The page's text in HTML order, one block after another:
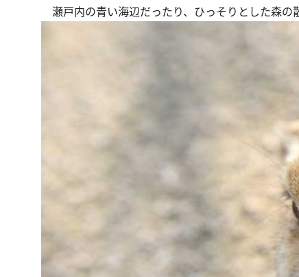
瀬戸内の青い海辺だったり、ひっそりとした森の